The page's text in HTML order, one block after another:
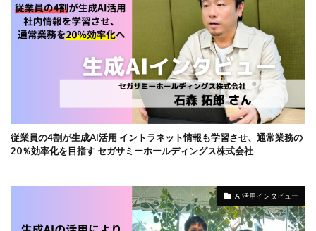
従業員の4割が生成AI活用 イントラネット情報も学習させ、通常業務の
20％効率化を目指す セガサミーホールディングス株式会社
AI活用インタビュー